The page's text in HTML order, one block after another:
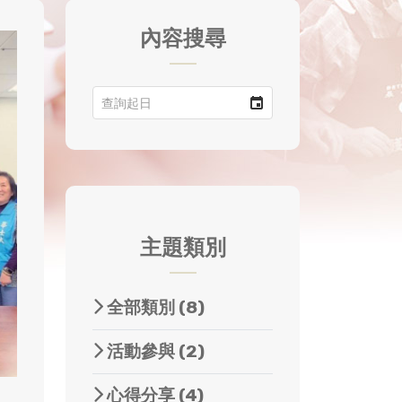
內容搜尋
主題類別
全部類別 (8)
活動參與 (2)
心得分享 (4)